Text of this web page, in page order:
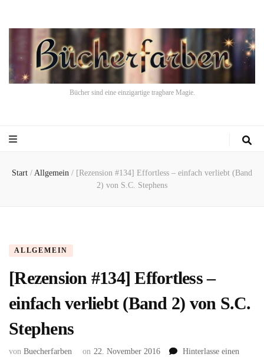
Bücher sind eine einzigartige tragbare Magie.
Start / Allgemein / [Rezension #134] Effortless – einfach verliebt (Band
2) von S.C. Stephens
ALLGEMEIN
[Rezension #134] Effortless –
einfach verliebt (Band 2) von S.C.
Stephens
von Buecherfarben on 22. November 2016
Hinterlasse einen